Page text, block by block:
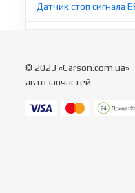
Датчик стоп сигнала
© 2023 «Carson.com.ua»
автозапчастей